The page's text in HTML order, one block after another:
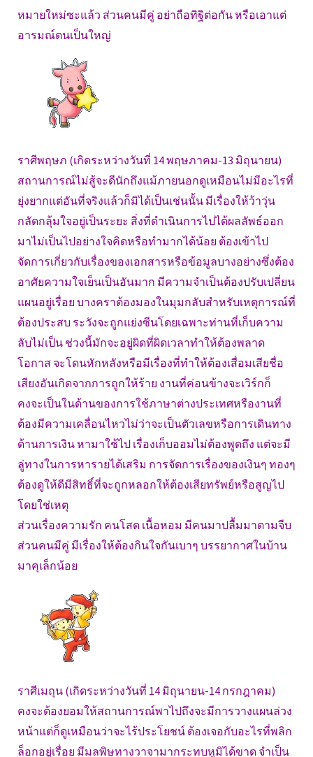
หมายใหม่ซะแล้ว ส่วนคนมีคู่ อย่าถือทิฐิต่อกัน หรือเอาแต่
อารมณ์ตนเป็นใหญ่
ราศีพฤษภ (เกิดระหว่างวันที่ 14 พฤษภาคม-13 มิถุนายน)
สถานการณ์ไม่สู้จะดีนักถึงแม้ภายนอกดูเหมือนไม่มีอะไรที่
ยุ่งยากแต่อันที่จริงแล้วก็มิได้เป็นเช่นนั้น มีเรื่องให้ว้าวุ่น
กลัดกลุ้มใจอยู่เป็นระยะ สิ่งที่ดำเนินการไปได้ผลลัพธ์ออก
มาไม่เป็นไปอย่างใจคิดหรือทำมากได้น้อย ต้องเข้าไป
จัดการเกี่ยวกับเรื่องของเอกสารหรือข้อมูลบางอย่างซึ่งต้อง
อาศัยความใจเย็นเป็นอันมาก มีความจำเป็นต้องปรับเปลี่ยน
แผนอยู่เรื่อย บางคราต้องมองในมุมกลับสำหรับเหตุการณ์ที่
ต้องประสบ ระวังจะถูกแย่งซีนโดยเฉพาะท่านที่เก็บความ
ลับไม่เป็น ช่วงนี้มักจะอยู่ผิดที่ผิดเวลาทำให้ต้องพลาด
โอกาส จะโดนหักหลังหรือมีเรื่องที่ทำให้ต้องเสื่อมเสียชื่อ
เสียงอันเกิดจากการถูกให้ร้าย งานที่ค่อนข้างจะเวิร์กก็
คงจะเป็นในด้านของการใช้ภาษาต่างประเทศหรืองานที่
ต้องมีความเคลื่อนไหวไม่ว่าจะเป็นตัวเลขหรือการเดินทาง
ด้านการเงิน หามาใช้ไป เรื่องเก็บออมไม่ต้องพูดถึง แต่จะมี
ลู่ทางในการหารายได้เสริม การจัดการเรื่องของเงินๆ ทองๆ
ต้องดูให้ดีมีสิทธิ์ที่จะถูกหลอกให้ต้องเสียทรัพย์หรือสูญไป
โดยใช่เหตุ
ส่วนเรื่องความรัก คนโสด เนื้อหอม มีคนมาปลื้มมาตามจีบ
ส่วนคนมีคู่ มีเรื่องให้ต้องกินใจกันเบาๆ บรรยากาศในบ้าน
มาคุเล็กน้อย
ราศีเมถุน (เกิดระหว่างวันที่ 14 มิถุนายน-14 กรกฎาคม)
คงจะต้องยอมให้สถานการณ์พาไปถึงจะมีการวางแผนล่วง
หน้าแต่ก็ดูเหมือนว่าจะไร้ประโยชน์ ต้องเจอกับอะไรที่พลิก
ล็อกอยู่เรื่อย มีมลพิษทางวาจามากระทบหูมิได้ขาด จำเป็น